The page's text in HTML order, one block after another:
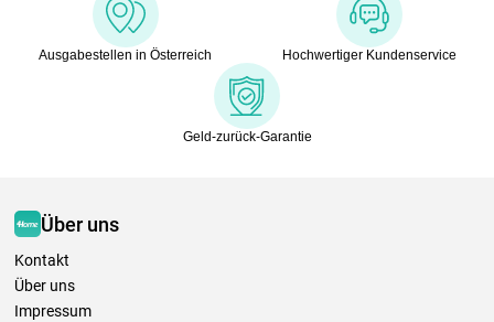
Ausgabestellen in Österreich Hochwertiger Kundenservice
Geld-zurück-Garantie
Über uns
Kontakt
Über uns
Impressum